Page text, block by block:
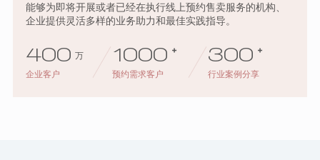
能够为即将开展或者已经在执行线上预约售卖服务的机构、
企业提供灵活多样的业务助力和最佳实践指导。
400 万
企业客户
1000 +
预约需求客户
300 +
行业案例分享